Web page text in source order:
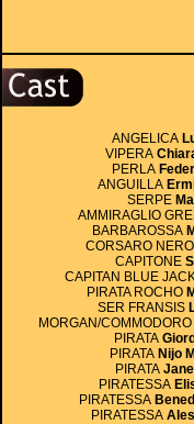
ANGELICA
VIPERA
PERLA
ANGUILLA
SERPE
AMMIRAGLIO
BARBAROSSA
CORSARO NERO
CAPITONE
CAPITAN BLUE
PIRATA ROCHO
SER FRANSIS
MORGAN/COMMODORO
PIRATA
PIRATA Nijo
PIRATA
PIRATESSA
PIRATESSA
PIRATESSA